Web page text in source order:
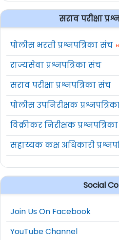
सराव परीक्षा
पोलीस भरती प्रश्नपत्रिका संच
राज्यसेवा प्रश्नपत्रिका संच
सराव परीक्षा प्रश्नपत्रिका संच
पोलीस उपनिरीक्षक
विक्रीकर निरीक्षक
सहाय्यक कक्ष अधिकारी
Social
Join Us On Facebook
YouTube Channel